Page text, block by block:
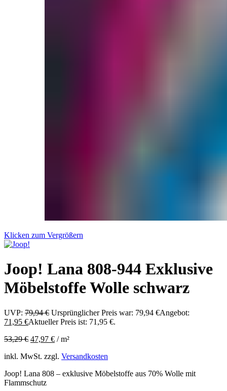
Klicken zum Vergrößern
Joop! Lana 808-944 Exklusive
Möbelstoffe Wolle schwarz
UVP: 79,94€ Ursprünglicher Preis war: 79,94 €Angebot:
71,95 €Aktueller Preis ist: 71,95 €.
53,29€ 47,97 € /m²
inkl. MwSt. zzgl. Versandkosten
Joop! Lana 808 – exklusive Möbelstoffe aus 70% Wolle mit
Flammschutz